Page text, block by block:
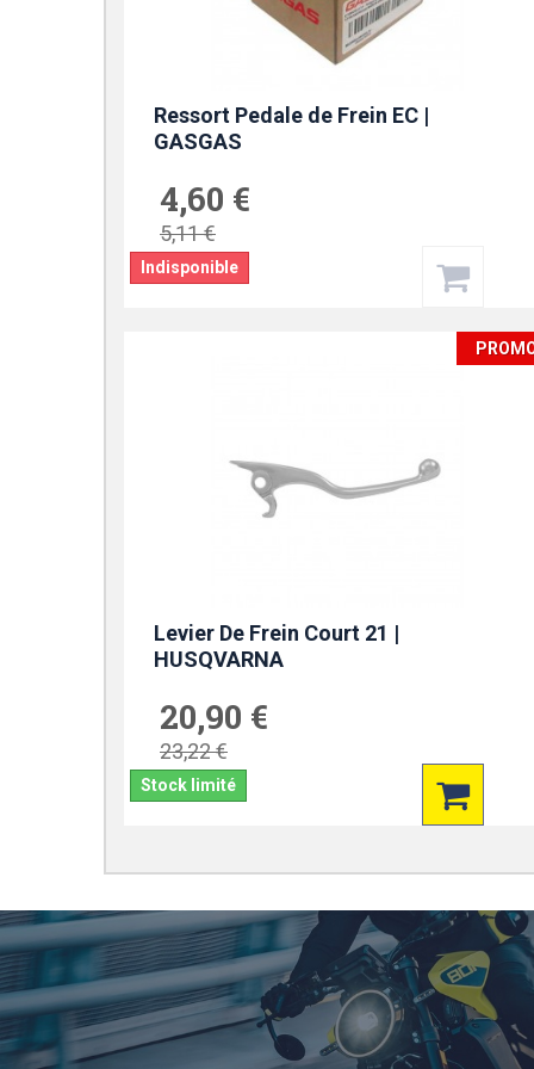
Ressort Pedale de Frein EC |
GASGAS
4,60 €
5,11 €
Indisponible
Levier De Frein Court 21 |
HUSQVARNA
20,90 €
23,22 €
Stock limité